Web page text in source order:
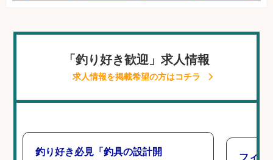
「釣り好き歓迎」求人情報
求人情報を掲載希望の方はコチラ
釣り好き必見「釣具の設計開 フィッ